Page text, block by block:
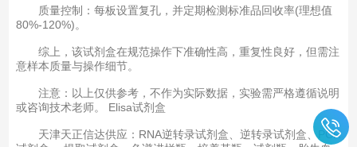
质量控制‌：每板设置复孔，并定期检测标准品回收率(理想值
80%-120%)。
综上，该试剂盒在规范操作下准确性高，重复性良好，但需注
意样本质量与操作细节‌。
注意：以上仅供参考，不作为实际数据，实验需严格遵循说明
或咨询技术老师。 Elisa试剂盒
天津天正信达供应：RNA逆转录试剂盒、逆转录试剂盒、PCR